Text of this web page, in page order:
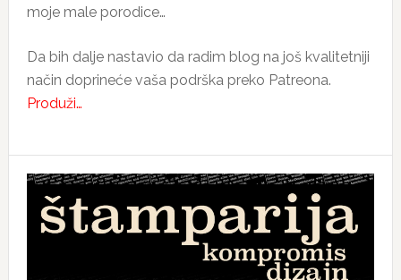
moje male porodice…
Da bih dalje nastavio da radim blog na još kvalitetniji
način doprineće vaša podrška preko Patreona.
Produži…